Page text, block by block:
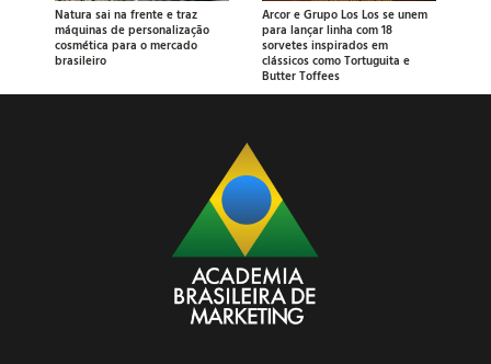
Natura sai na frente e traz
máquinas de personalização
cosmética para o mercado
brasileiro
Arcor e Grupo Los Los se unem
para lançar linha com 18
sorvetes inspirados em
clássicos como Tortuguita e
Butter Toffees